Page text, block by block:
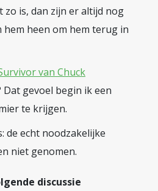
zo is, dan zijn er altijd nog
heen om hem terug in
van Chuck
Dat gevoel begin ik een
te krijgen.
de echt noodzakelijke
niet genomen.
discussie